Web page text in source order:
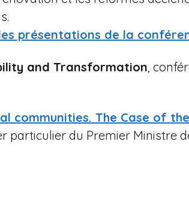
présentations de la
and Transformation,
communities. The Case of
particulier du Premier Ministre